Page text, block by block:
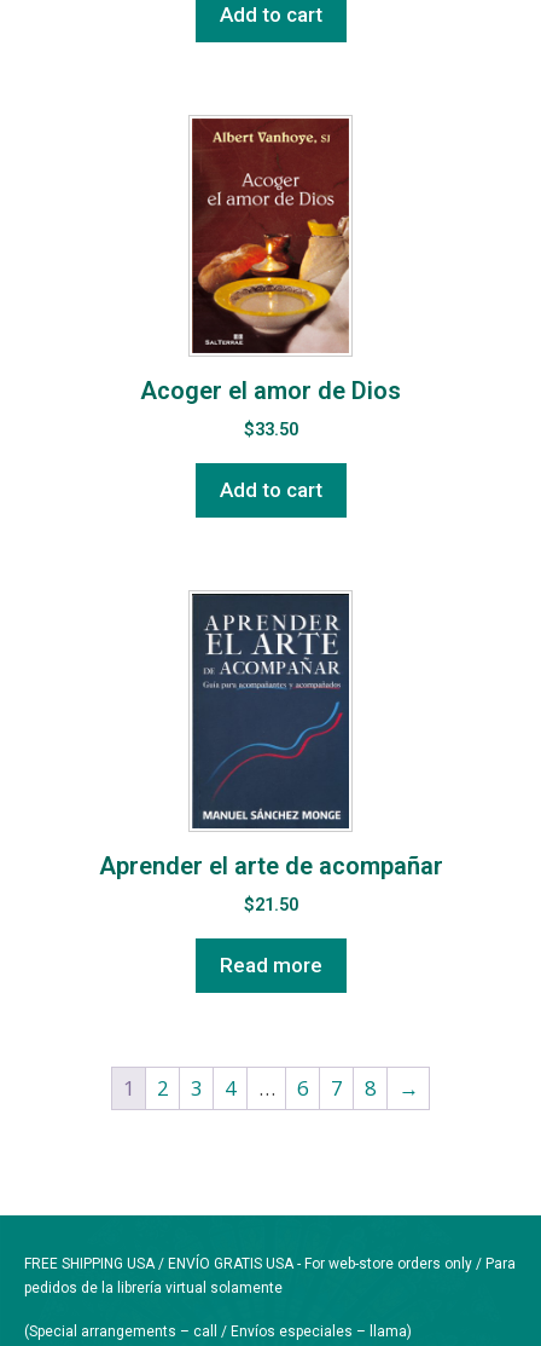
Add to cart
Acoger el amor de Dios
$33.50
Add to cart
Aprender el arte de acompañar
$21.50
Read more
1 2 3 4 … 6 7 8 →
FREE SHIPPING USA / ENVÍO GRATIS USA - For web-store orders only / Para
pedidos de la librería virtual solamente
(Special arrangements – call / Envíos especiales – llama)